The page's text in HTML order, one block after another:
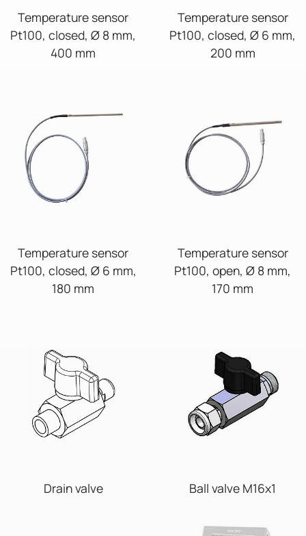
Temperature sensor
Pt100, closed, Ø 8 mm,
400 mm
Temperature sensor
Pt100, closed, Ø 6 mm,
200 mm
Temperature sensor
Pt100, closed, Ø 6 mm,
180 mm
Temperature sensor
Pt100, open, Ø 8 mm,
170 mm
Drain valve Ball valve M16x1